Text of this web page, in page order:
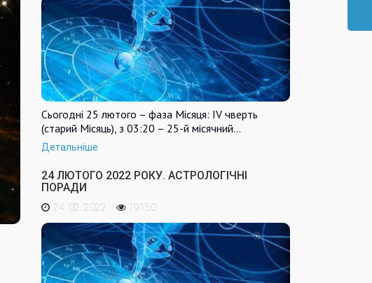
Сьогодні 25 лютого – фаза Місяця: IV чверть
(старий Місяць), з 03:20 – 25-й місячний…
Детальніше
24 ЛЮТОГО 2022 РОКУ. АСТРОЛОГІЧНІ
ПОРАДИ
24. 02. 2022 19150